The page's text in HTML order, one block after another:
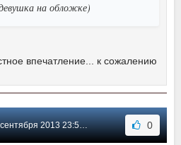
на обложке)
впечатление... к сожалению
2013 23:57) Сообщение #1 0